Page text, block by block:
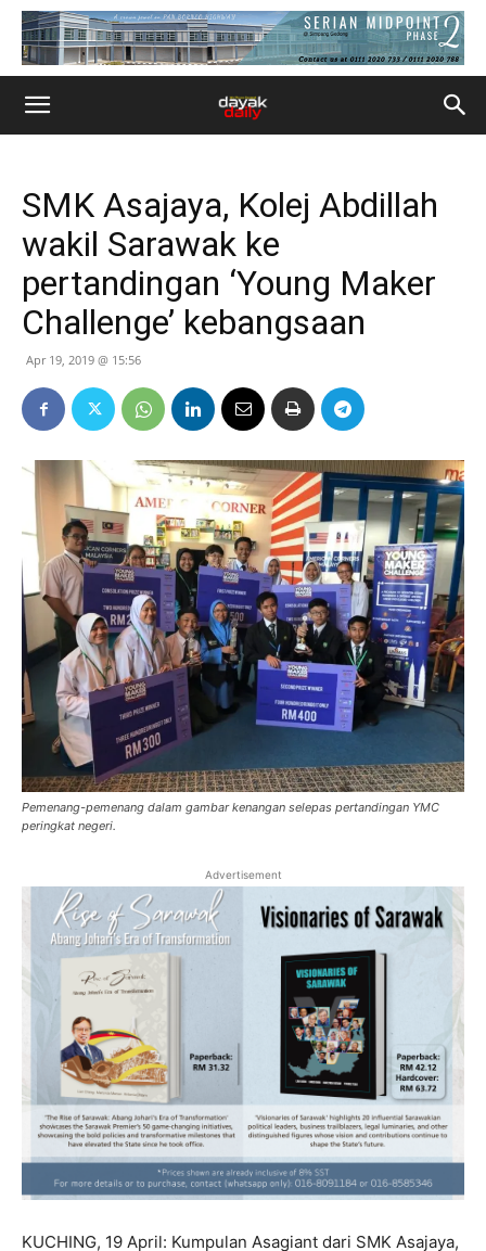
SMK Asajaya, Kolej Abdillah
wakil Sarawak ke
pertandingan ‘Young Maker
Challenge’ kebangsaan
Apr 19, 2019 @ 15:56
Pemenang-pemenang dalam gambar kenangan selepas pertandingan YMC
peringkat negeri.
Advertisement
KUCHING, 19 April: Kumpulan Asagiant dari SMK Asajaya,